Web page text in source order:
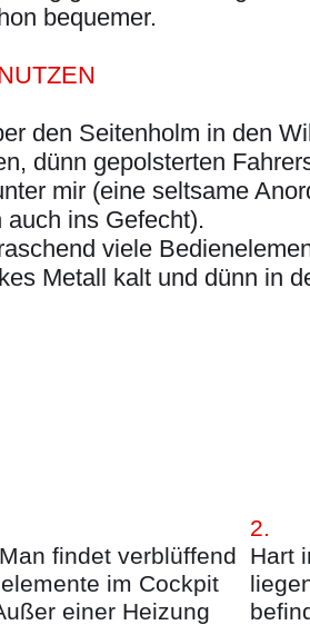
bequemer.
den Seitenholm in den
dünn gepolsterten
mir (eine seltsame
auch ins Gefecht).
viele
Metall kalt und dünn in
findet verblüffend
im Cockpit
einer Heizung
2.
Hart